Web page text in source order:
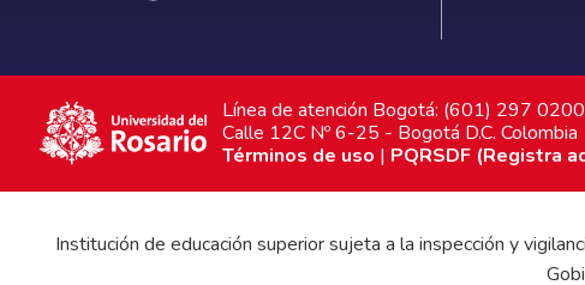
Línea de atención Bogotá: (601) 297 0200
Calle 12C Nº 6-25 - Bogotá D.C. Colombia
Términos de uso | PQRSDF (Registra
Institución de educación superior sujeta a la inspección y